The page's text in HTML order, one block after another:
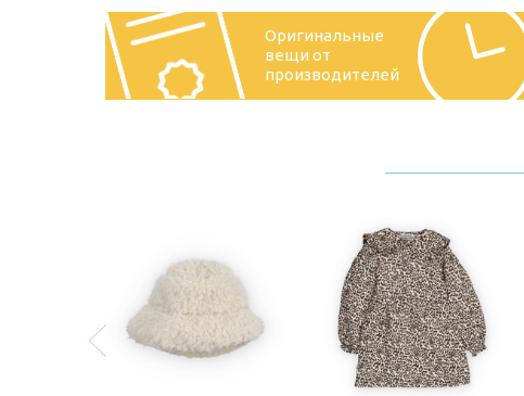
Оригинальные
вещи от
производителей